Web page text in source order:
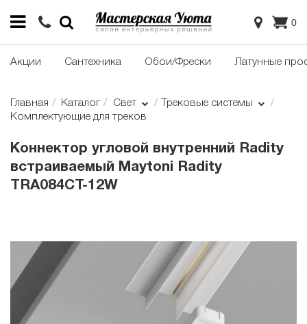
0
Акции Сантехника Обои/Фрески Латунные
Главная Каталог Свет
Трековые системы
Комплектующие для треков
Коннектор угловой внутренний Radity
встраиваемый Maytoni Radity
TRA084CT-12W